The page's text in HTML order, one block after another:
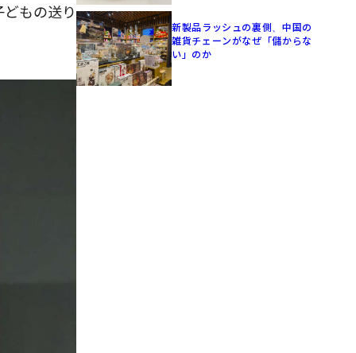
もの送り
新製品ラッシュの裏側、中国の
雑貨チェーンがなぜ「儲からな
い」のか